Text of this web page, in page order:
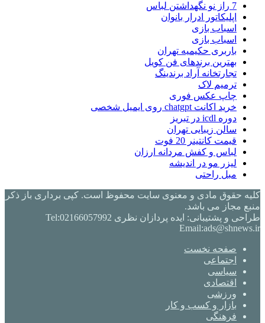
7 راز نو نگهداشتن لباس
اپلیکاتور ادرار بانوان
اسباب بازی
اسباب بازی
باربری حکیمیه تهران
بهترین برندهای فن کویل
تجارتخانه آراد برندینگ
ترمیم لاک
چاپ عکس فوری
خرید اکانت chatgpt روی ایمیل شخصی
دوره icdl در تبریز
سالن زیبایی تهران
قیمت کانتینر 20 فوت
لباس و کفش مردانه ارزان
لیزر مو در اندیشه
مبل راحتی
کلیه حقوق مادی و معنوی سایت محفوظ است. کپی برداری باز ذکر
منبع مجاز می باشد.
طراحی و پشتیبانی: ایده پردازان نظری Tel:02166057992
Email:ads@shnews.ir
صفحه نخست
اجتماعی
سیاسی
اقتصادی
ورزشی
بازار و کسب و کار
فرهنگی